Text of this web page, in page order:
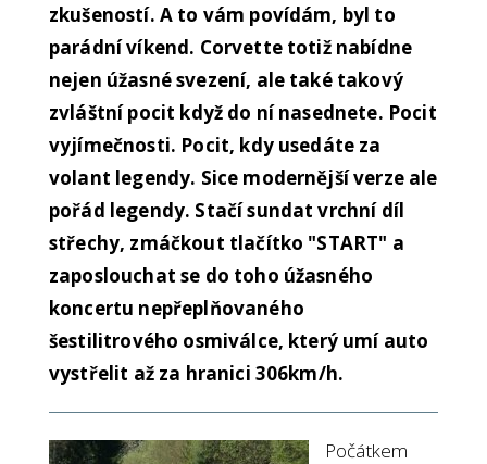
zkušeností. A to vám povídám, byl to
parádní víkend. Corvette totiž nabídne
nejen úžasné svezení, ale také takový
zvláštní pocit když do ní nasednete. Pocit
vyjímečnosti. Pocit, kdy usedáte za
volant legendy. Sice modernější verze ale
pořád legendy. Stačí sundat vrchní díl
střechy, zmáčkout tlačítko "START" a
zaposlouchat se do toho úžasného
koncertu nepřeplňovaného
šestilitrového osmiválce, který umí auto
vystřelit až za hranici 306km/h.
Počátkem